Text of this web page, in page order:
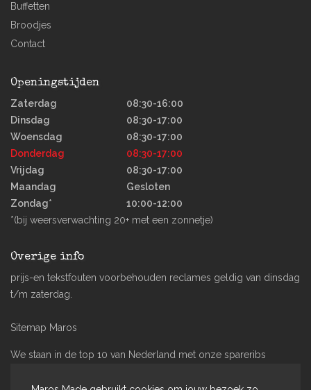
Buffetten
Broodjes
Contact
Openingstijden
Zaterdag
08:30-16:00
Dinsdag
08:30-17:00
Woensdag
08:30-17:00
Donderdag
08:30-17:00
Vrijdag
08:30-17:00
Maandag
Gesloten
Zondag*
10:00-12:00
*(bij weersverwachting 20+ met een zonnetje)
Overige info
prijs-en tekstfouten voorbehouden reclames geldig van dinsdag
t/m zaterdag.
Sitemap Maros
We staan in de top 10 van Nederland met onze spareribs